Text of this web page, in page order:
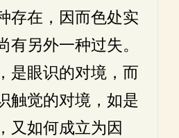
存在，因而色处实
有另外一种过失。
是眼识的对境，而
触觉的对境，如是
又如何成立为因